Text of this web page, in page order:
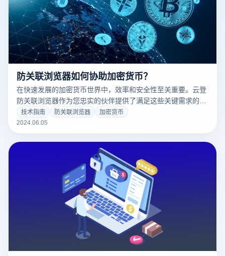
防关联浏览器如何协助加密货币？
在快速发展的加密货币世界中，效率和安全性至关重要。云登
防关联浏览器作为您忠实的伙伴提供了满足这些关键需求的功
能。那么，这款浏览器究竟如何在加密货币领域，特别是多账
户管理和交易方面发挥作用呢？让我们探索一下云登的专业功
能如何提升您的加密货币操作。
技术指南 防关联浏览器
加密货币
2024.06.05